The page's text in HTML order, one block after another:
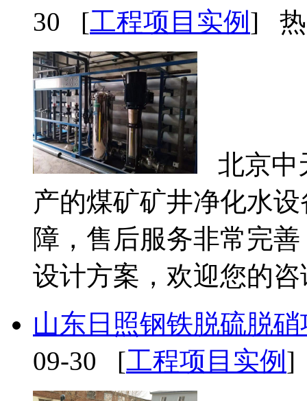
30 [工程项目实例 ] 热
北京中
产的煤矿矿井净化水
障，售后服务非常完
设计方案，欢迎您的咨
山东日照钢铁脱硫脱
09-30 [工程项目实例 ]